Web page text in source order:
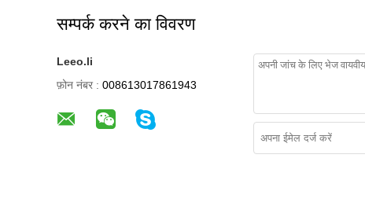
सम्पर्क करने का विवरण
Leeo.li
फ़ोन नंबर : 008613017861943